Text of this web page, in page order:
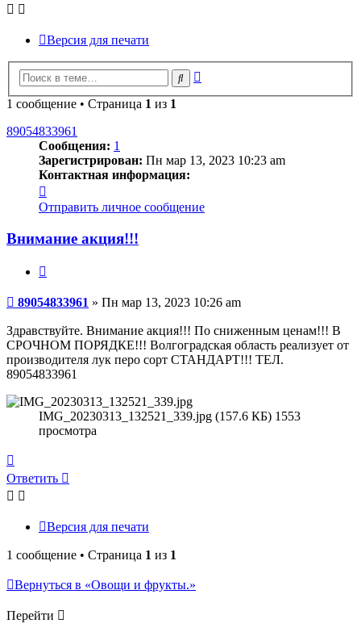
Версия для печати
Поиск
1 сообщение • Страница 1 из 1
89054833961
Сообщения: 1
Зарегистрирован: Пн мар 13, 2023 10:23 am
Контактная информация:
информация
пользователя
Отправить личное сообщение
Внимание акция!!!
Сообщение
89054833961 » Пн мар 13, 2023 10:26 am
Здравствуйте. Внимание акция!!! По сниженным ценам!!! В
СРОЧНОМ ПОРЯДКЕ!!! Волгоградская область реализует от
производителя лук перо сорт СТАНДАРТ!!! ТЕЛ.
89054833961
IMG_20230313_132521_339.jpg (157.6 КБ) 1553
просмотра
к
началу
Ответить
Версия для печати
1 сообщение • Страница 1 из 1
Вернуться в «Овощи и фрукты.»
Перейти